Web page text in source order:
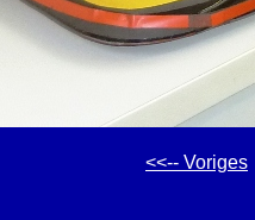
<<-- Voriges